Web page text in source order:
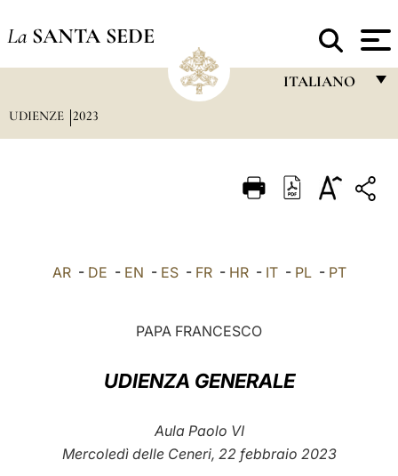
La SANTA SEDE
ITALIANO
ITALIANO
中文
UDIENZE 2023
AR- DE - EN - ES- FR- HR- IT- PL- PT
PAPA FRANCESCO
UDIENZA GENERALE
Aula Paolo VI
Mercoledì delle Ceneri, 22 febbraio 2023